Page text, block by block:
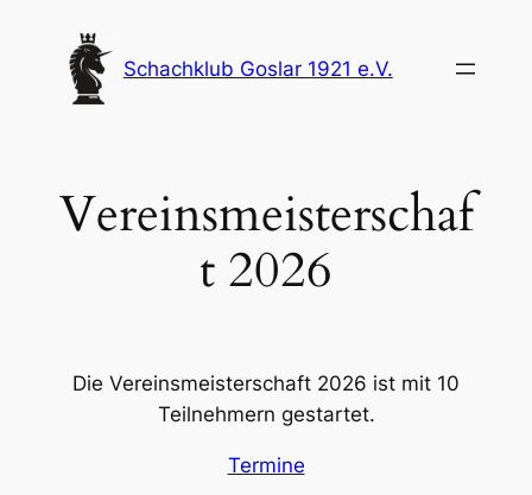
springen
Schachklub Goslar 1921 e.V.
Vereinsmeisterschaf
t 2026
Die Vereinsmeisterschaft 2026 ist mit 10
Teilnehmern gestartet.
Termine